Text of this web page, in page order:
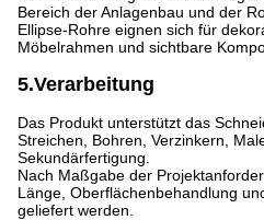
Bereich der Anlagenbau und der
Ellipse-Rohre eignen sich für
Möbelrahmen und sichtbare
5.Verarbeitung
Das Produkt unterstützt das
Streichen, Bohren, Verzinkern,
Sekundärfertigung.
Nach Maßgabe der
Länge, Oberflächenbehandlung
geliefert werden.